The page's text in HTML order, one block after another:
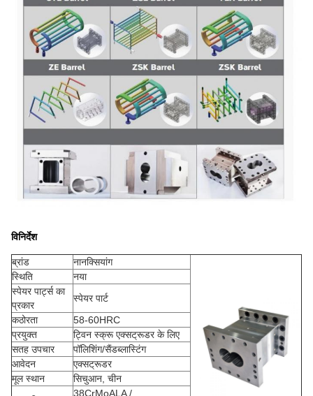
विनिर्देश
ब्रांड
नानक्सियांग
स्थिति
नया
स्पेयर पार्ट्स का
प्रकार
स्पेयर पार्ट
कठोरता
58-60HRC
प्रयुक्त
ट्विन स्क्रू एक्सट्रूडर के लिए
सतह उपचार
पॉलिशिंग/सैंडब्लास्टिंग
आवेदन
एक्सट्रूडर
मूल स्थान
सिचुआन, चीन
38CrMoALA /